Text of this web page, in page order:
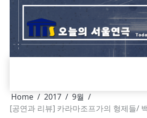
Skip
content
Home 2017
9월
[공연과 리뷰] 카라마조프가의 형제들/